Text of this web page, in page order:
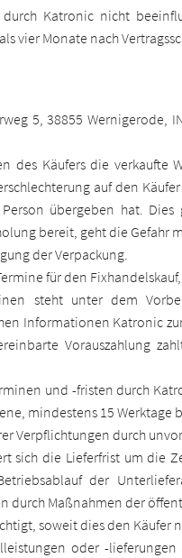
durch Katronic nicht
vier Monate nach
5, 38855 Wernigerode,
des Käufers die
auf den
übergeben hat.
bereit, geht die Gefahr
der Verpackung.
für den
steht unter dem
Informationen Katronic
Vorauszahlung
und -fristen durch
mindestens 15
Verpflichtungen durch
sich die Lieferfrist um die
der
durch Maßnahmen der
soweit dies den Käufer
oder -